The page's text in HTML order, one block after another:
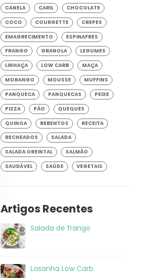
CANELA
CARIL
CHOCOLATE
COCO
COURGETTE
CREPES
EMAGRECIMENTO
ESPINAFRES
FRANGO
GRANOLA
LEGUMES
LINHAÇA
LOW CARB
MAÇA
MORANGO
MOUSSE
MUFFINS
PANQUECA
PANQUECAS
PEIXE
PIZZA
PÃO
QUEQUES
QUINOA
REBENTOS
RECEITA
RECHEADOS
SALADA
SALADA OREINTAL
SALMÃO
SAUDÁVEL
SAÚDE VEGETAIS
Artigos Recentes
Salada de frango ao
Receita de pizza low carb